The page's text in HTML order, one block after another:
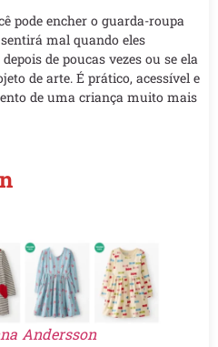
pode encher o guarda-roupa
mal quando eles
de poucas vezes ou se ela
de arte. É prático, acessível e
de uma criança muito mais
Andersson